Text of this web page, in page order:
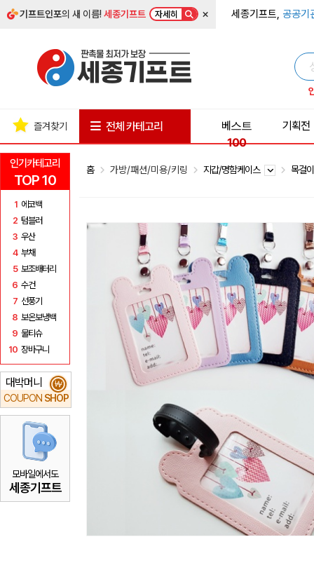
기프트인포의 새 이름!세종기프트 자세히 × 세종기프트, 공공기
인기카테고리
TOP 10
1 에코백
2 텀블러
3 우산
4 부채
5 보조배터리
6 수건
7 선풍기
8 보온보냉백
9 물티슈
10 장바구니
대박머니
COUPON SHOP
₩
모바일에서도
세종기프트
즐겨찾기 전체 카테고리
베스트
100
기획전
홈 가방/패션/미용/키링 지갑/명함케이스 목걸